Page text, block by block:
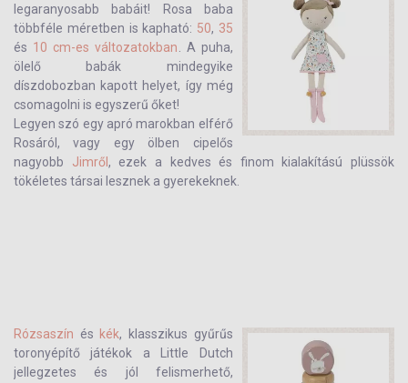
legaranyosabb babáit! Rosa baba
többféle méretben is kapható: 50, 35
és 10 cm-es változatokban . A puha,
ölelő babák mindegyike
díszdobozban kapott helyet, így még
csomagolni is egyszerű őket!
Legyen szó egy apró marokban elférő
Rosáról, vagy egy ölben cipelős
nagyobb Jimről, ezek a kedves és finom kialakítású plüssök
tökéletes társai lesznek a gyerekeknek.
Rózsaszín és kék, klasszikus gyűrűs
toronyépítő játékok a Little Dutch
jellegzetes és jól felismerhető,